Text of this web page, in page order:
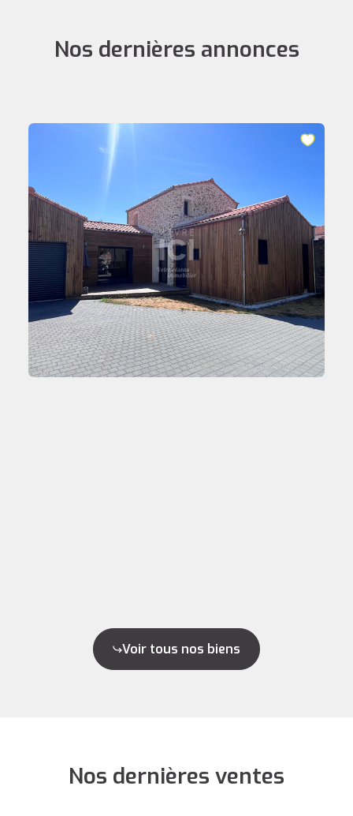
Nos dernières annonces
Voir tous nos biens
Nos dernières ventes